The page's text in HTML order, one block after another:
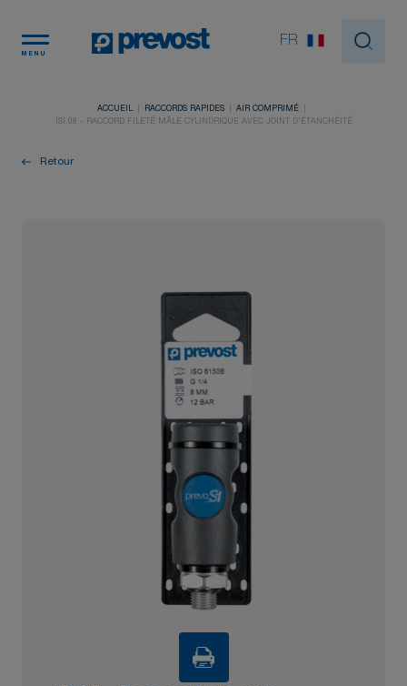
MENU
FR
ACCUEIL RACCORDS RAPIDES
AIR COMPRIMÉ
ISI 08 - RACCORD FILETÉ MÂLE CYLINDRIQUE AVEC JOINT D'ÉTANCHÉITÉ
Retour